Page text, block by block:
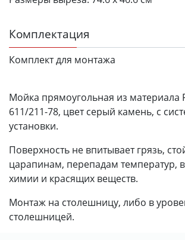
Комплектация
Комплект для монтажа
Мойка прямоугольная из материала
611/211-78, цвет серый камень, с
установки.
Поверхность не впитывает грязь,
царапинам, перепадам температур,
химии и красящих веществ.
Монтаж на столешницу, либо в
столешницей.